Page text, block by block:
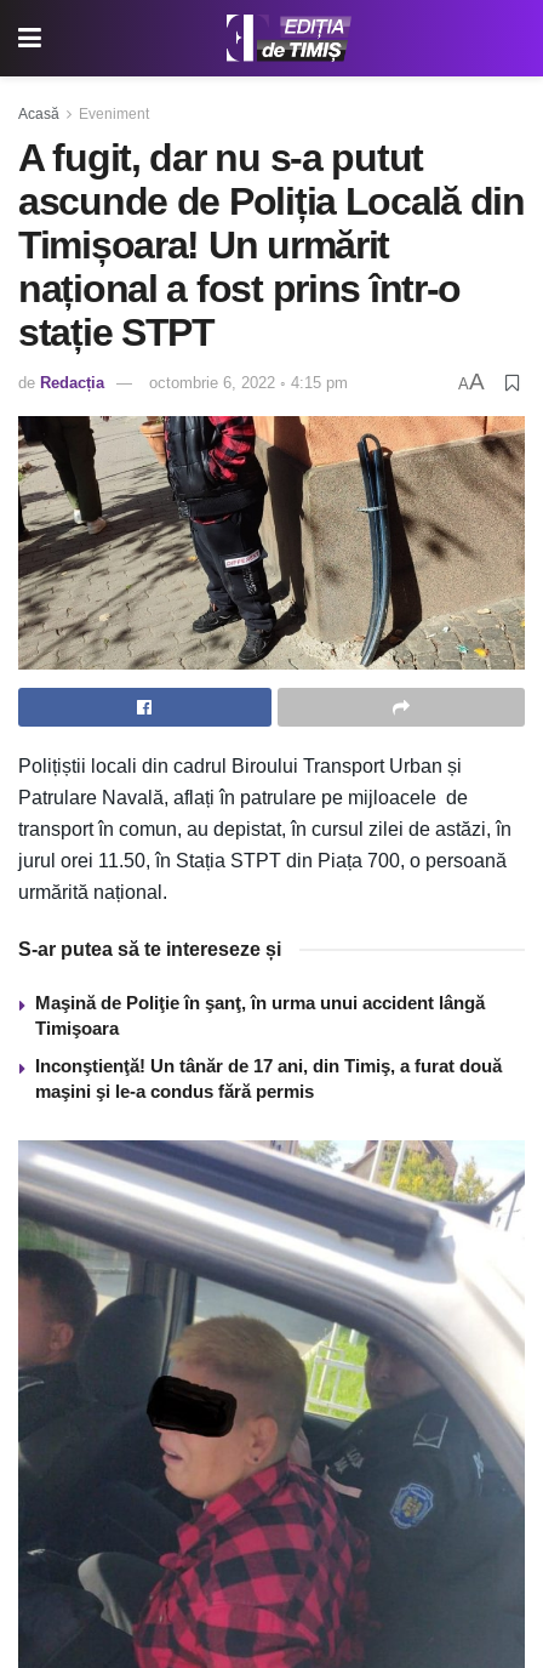
Acasă Eveniment
A fugit, dar nu s-a putut
ascunde de Poliția Locală din
Timișoara! Un urmărit
național a fost prins într-o
stație STPT
de Redacția octombrie 6, 2022 ◦ 4:15 pm AA
Polițiștii locali din cadrul Biroului Transport Urban și
Patrulare Navală, aflați în patrulare pe mijloacele de
transport în comun, au depistat, în cursul zilei de astăzi, în
jurul orei 11.50, în Stația STPT din Piața 700, o persoană
urmărită național.
S-ar putea să te intereseze și
Maşină de Poliţie în şanţ, în urma unui accident lângă
Timişoara
Inconştienţă! Un tânăr de 17 ani, din Timiş, a furat două
maşini şi le-a condus fără permis